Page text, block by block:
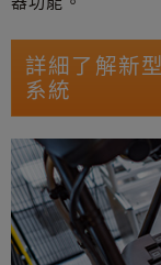
詳細了解新
系統